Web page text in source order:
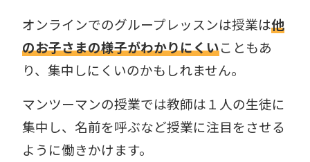
オンラインでのグループレッスンは授業は他
のお子さまの様子がわかりにくいこともあ
り、集中しにくいのかもしれません。
マンツーマンの授業では教師は１人の生徒に
集中し、名前を呼ぶなど授業に注目をさせる
ように働きかけます。